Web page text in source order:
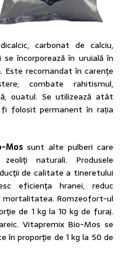
carbonat de calciu,
încorporează în uruială în
Este recomandat în carenţe
combate rahitismul,
ouatul. Se utilizează atât
folosit permanent în rația
Mos sunt alte pulberi care
naturali. Produsele
de calitate a tineretului
eficienţa hranei, reduc
mortalitatea. Romzeofort-ul
de 1 kg la 10 kg de furaj.
Vitapremix Bio-Mos se
în proporţie de 1 kg la 50 de